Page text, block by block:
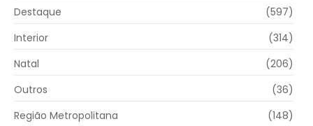
Destaque
(597)
Interior
(314)
Natal
(206)
Outros
(36)
Região Metropolitana
(148)